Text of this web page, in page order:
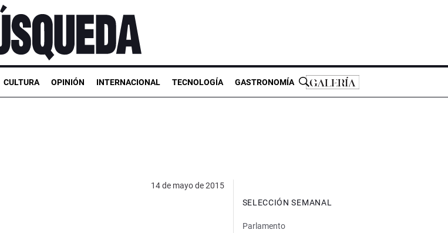
CULTURA OPINIÓN INTERNACIONAL TECNOLOGÍA GASTRONOMÍA
14 de mayo de 2015
SELECCIÓN SEMANAL
Parlamento